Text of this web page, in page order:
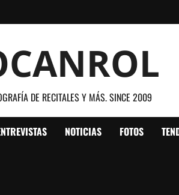
DE RECITALES Y MÁS. SINCE 2009
NOTICIAS FOTOS